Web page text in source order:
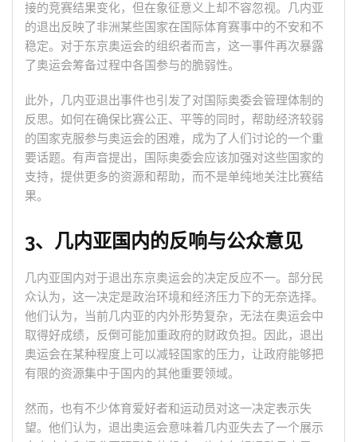
接的竞赛结果变化，但在象征意义上却不容忽视。几内亚
的退出反映了非洲某些国家在国际体育赛事中的不安和不
稳定。对于东京奥运会的组织者而言，这一事件再次暴露
了奥运会筹备过程中各国参与的脆弱性。
此外，几内亚退出事件也引发了对国际奥委会管理体制的
反思。如何在确保比赛公正、平等的同时，帮助经济较弱
的国家克服参与奥运会的困难，成为了人们讨论的一个重
要话题。有声音提出，国际奥委会应该加强对这些国家的
支持，提供更多的资源和帮助，而不是单纯地关注比赛结
果。
3、几内亚国内的反响与公众意见
几内亚国内对于退出东京奥运会的决定反应不一。部分民
众认为，这一决定是政治环境和经济压力下的无奈选择。
他们认为，当前几内亚的内外形势复杂，无法在奥运会中
取得好成绩，反倒可能加重政府的财政负担。因此，退出
奥运会在某种程度上可以减轻国家的压力，让政府能够把
有限的资源集中于国内的其他重要领域。
然而，也有不少体育爱好者和运动员对这一决定表示失
望。他们认为，退出奥运会意味着几内亚失去了一个展示